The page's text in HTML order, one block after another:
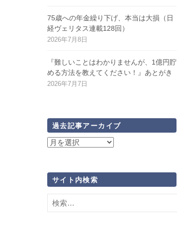
75歳への年金繰り下げ、本当は大損（日
経ヴェリタス連載128回）
2026年7月8日
『難しいことはわかりませんが、1億円貯
める方法を教えてください！』あとがき
2026年7月7日
過去記事アーカイブ
過
事
ー
カ
サイト内検索
検
索: